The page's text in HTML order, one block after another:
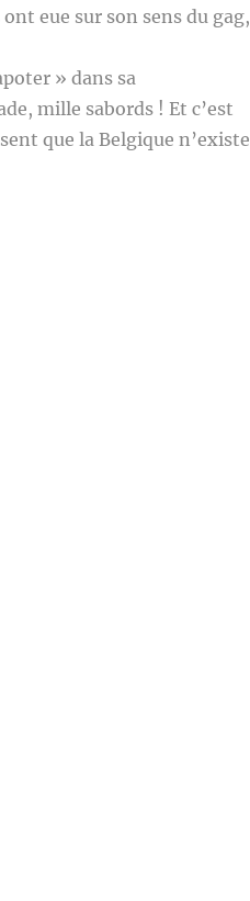
eue sur son sens du gag,
» dans sa
mille sabords ! Et c’est
que la Belgique n’existe